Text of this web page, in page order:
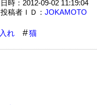
日時：2012-09-02 11:19:04
投稿者ＩＤ： JOKAMOTO
れ 猫